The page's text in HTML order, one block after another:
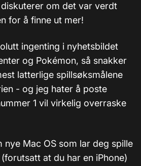
om det var verdt
for å finne ut mer!
ingenting i nyhetsbildet
og Pokémon, så snakker
latterlige spillsøksmålene
- og jeg hater å poste
1 vil virkelig overraske
nye Mac OS som lar deg spille
at du har en iPhone)